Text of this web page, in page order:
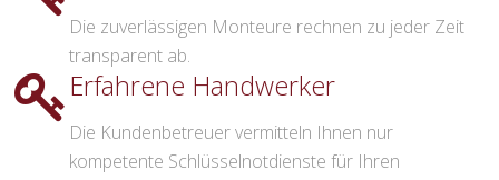
Die zuverlässigen Monteure rechnen zu jeder Zeit
transparent ab.
Erfahrene Handwerker
Die Kundenbetreuer vermitteln Ihnen nur
kompetente Schlüsselnotdienste für Ihren